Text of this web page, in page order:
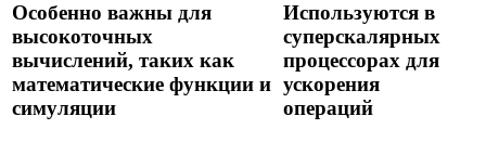
Особенно важны для
высокоточных
вычислений, таких как
математические функции и
симуляции
Используются в
суперскалярных
процессорах для
ускорения
операций